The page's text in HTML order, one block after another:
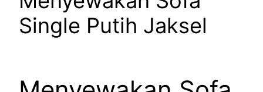
Single Putih Jaksel